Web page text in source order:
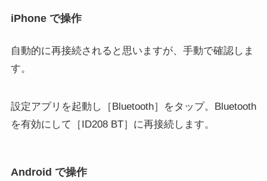
iPhone で操作
自動的に再接続されると思いますが、手動で確認しま
す。
設定アプリを起動し［Bluetooth］をタップ。Bluetooth
を有効にして［ID208 BT］に再接続します。
Android で操作